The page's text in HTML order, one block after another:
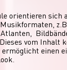
orientieren sich
vom Inhalt
einen